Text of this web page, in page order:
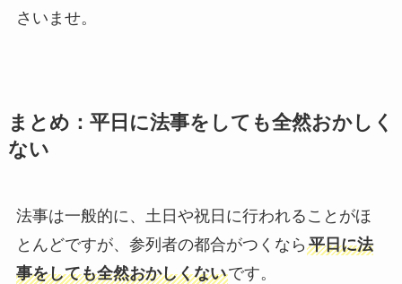
さいませ。
まとめ：平日に法事をしても全然おかしく
ない
法事は一般的に、土日や祝日に行われることがほ
とんどですが、参列者の都合がつくなら 平日に法
事をしても全然おかしくないです。